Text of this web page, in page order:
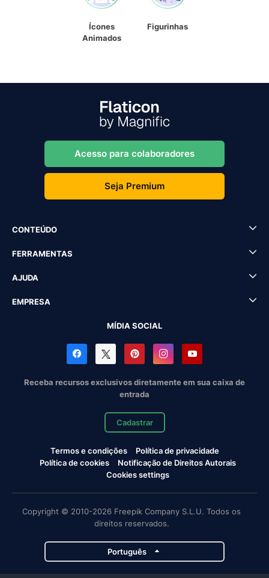
Ícones
Animados
Figurinhas
Acesso para colaboradores
Seja Premium
CONTEÚDO
FERRAMENTAS
AJUDA
EMPRESA
MÍDIA SOCIAL
Receba recursos exclusivos diretamente em sua caixa de
entrada
Cadastrar
Termos e condições
Política de privacidade
Política de cookies
Notificação de Direitos Autorais
Cookies settings
Copyright © 2010-2026 Freepik Company S.L.U. Todos os
direitos reservados.
Português